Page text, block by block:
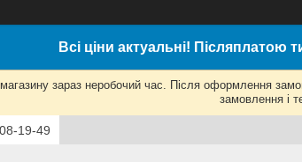
Всі ціни актуальні! Післяплатою
зараз неробочий час. Після оформлення
замовлення і
19-49